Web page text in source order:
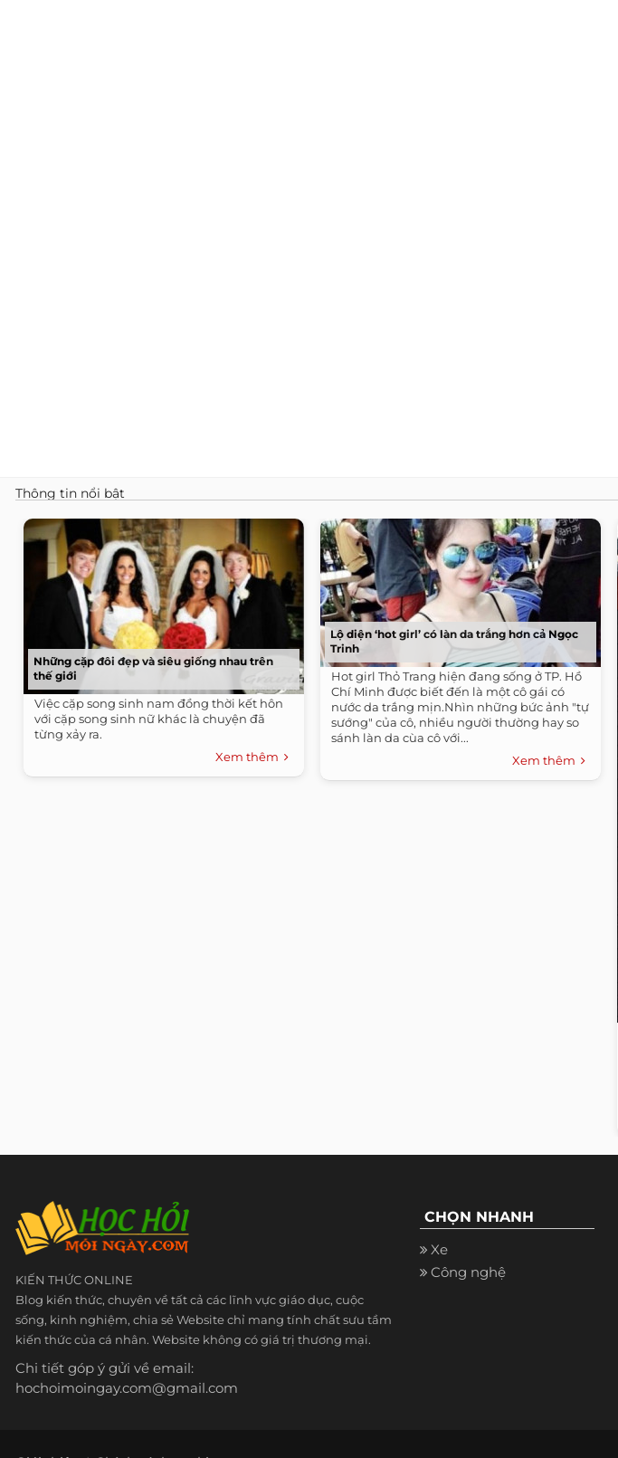
Thông tin nổi bật
Những cặp đôi đẹp và siêu giống nhau trên
thế giới
Việc cặp song sinh nam đồng thời kết hôn
với cặp song sinh nữ khác là chuyện đã
từng xảy ra.
Xem thêm
Lộ diện ‘hot girl’ có làn da trắng hơn cả Ngọc
Trinh
Hot girl Thỏ Trang hiện đang sống ở TP. Hồ
Chí Minh được biết đến là một cô gái có
nước da trắng mịn.Nhìn những bức ảnh "tự
sướng" của cô, nhiều người thường hay so
sánh làn da cùa cô với...
Xem thêm
KIẾN THỨC ONLINE
Blog kiến thức, chuyên về tất cả các lĩnh vực giáo dục, cuộc
sống, kinh nghiệm, chia sẻ Website chỉ mang tính chất sưu tầm
kiến thức của cá nhân. Website không có giá trị thương mại.
Chi tiết góp ý gửi về email:
hochoimoingay.com@gmail.com
CHỌN NHANH
Xe
Công nghệ